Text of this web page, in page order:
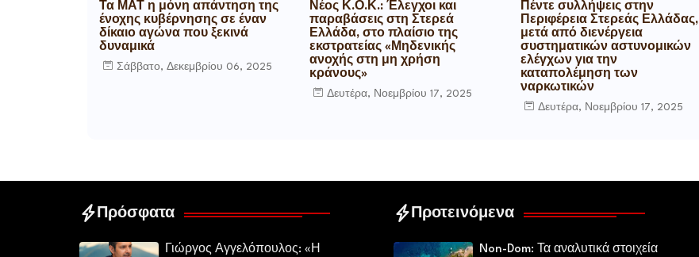
Τα ΜΑΤ η μόνη απάντηση της
ένοχης κυβέρνησης σε έναν
δίκαιο αγώνα που ξεκινά
δυναμικά
Σάββατο, Δεκεμβρίου 06, 2025
Νέος Κ.Ο.Κ.: Έλεγχοι και
παραβάσεις στη Στερεά
Ελλάδα, στο πλαίσιο της
εκστρατείας «Μηδενικής
ανοχής στη μη χρήση
κράνους»
Δευτέρα, Νοεμβρίου 17, 2025
Πέντε συλλήψεις στην
Περιφέρεια Στερεάς Ελλάδας,
μετά από διενέργεια
συστηματικών αστυνομικών
ελέγχων για την
καταπολέμηση των
ναρκωτικών
Δευτέρα, Νοεμβρίου 17, 2025
Πρόσφατα
Γιώργος Αγγελόπουλος: «Η
Προτεινόμενα
Non-Dom: Τα αναλυτικά στοιχεία